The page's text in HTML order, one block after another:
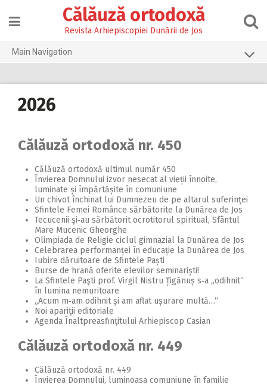
content
Călăuză ortodoxă
Revista Arhiepiscopiei Dunării de Jos
Main Navigation
2026
2024
2022
2019
2018
2015
2026
Călăuză ortodoxă nr. 450
Călăuză ortodoxă ultimul număr 450
Învierea Domnului izvor nesecat al vieții înnoite,
luminate și împărtășite în comuniune
Un chivot închinat lui Dumnezeu de pe altarul suferinţei
Sfintele Femei Românce sărbătorite la Dunărea de Jos
Tecucenii şi‑au sărbătorit ocrotitorul spiritual, Sfântul
Mare Mucenic Gheorghe
Olimpiada de Religie ciclul gimnazial la Dunărea de Jos
Celebrarea performanței în educație la Dunărea de Jos
Iubire dăruitoare de Sfintele Paști
Burse de hrană oferite elevilor seminariști!
La Sfintele Paşti prof. Virgil Nistru Țigănuș s‑a „odihnit“
în lumina nemuritoare
„Acum m‑am odihnit și am aflat ușurare multă…“
Noi apariţii editoriale
Agenda Înaltpreasfinţitului Arhiepiscop Casian
Călăuză ortodoxă nr. 449
Călăuză ortodoxă nr. 449
Învierea Domnului, luminoasa comuniune în familie